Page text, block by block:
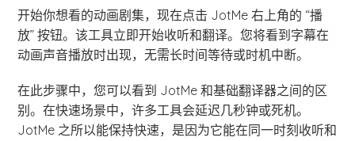
开始你想看的动画剧集，现在点击 JotMe 右上角的 “播
放” 按钮。该工具立即开始收听和翻译。您将看到字幕在
动画声音播放时出现，无需长时间等待或时机中断。
在此步骤中，您可以看到 JotMe 和基础翻译器之间的区
别。在快速场景中，许多工具会延迟几秒钟或死机。
JotMe 之所以能保持快速，是因为它能在同一时刻收听和